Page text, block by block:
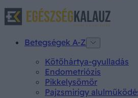
Betegségek A-Z
Kötőhártya-gyulladás
Endometriózis
Pikkelysömör
Pajzsmirigy